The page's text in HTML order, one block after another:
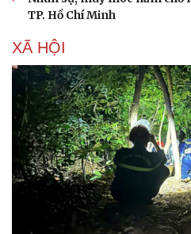
TP. Hồ Chí Minh
XÃ HỘI